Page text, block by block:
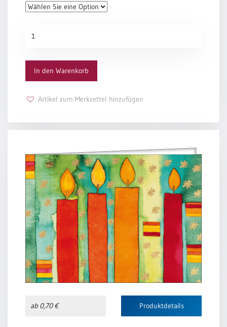
1014
In den Warenkorb
Artikel zum Merkzettel hinzufügen
ab 0,70 € Produktdetails